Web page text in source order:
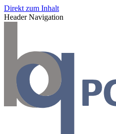
Direkt zum Inhalt
Header Navigation